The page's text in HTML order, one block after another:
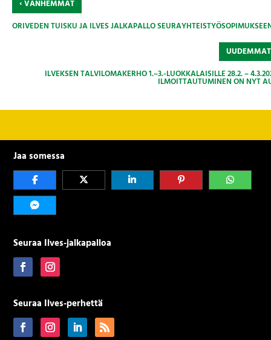
‹VANHEMMAT
ORIVEDEN TUISKU JA ILVES JALKAPALLO
ILVEKSEN TALVILOMAKERHO 1.–3.-LUOKKALAISILLE 28.2. –
ILMOITTAUTUMINEN ON NYT
Jaa somessa
Seuraa Ilves-jalkapalloa
Seuraa Ilves-perhettä